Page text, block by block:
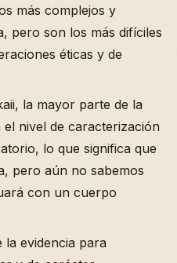
más complejos y
pero son los más difíciles
éticas y de
la mayor parte de la
el nivel de caracterización
lo que significa que
pero aún no sabemos
con un cuerpo
la evidencia para